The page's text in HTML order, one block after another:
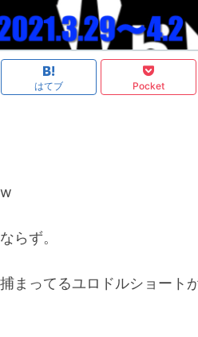
はてブ Pocket
らず。
まってるユロドルショート